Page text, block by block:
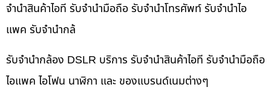
จำนำสินค้าไอที รับจำนำมือถือ รับจำนำโทรศัพท์ รับจำนำไอ
แพค รับจำนำกล้
รับจำนำกล้อง DSLR บริการ รับจำนำสินค้าไอที รับจำนำมือถือ
ไอแพค ไอโฟน นาฬิกา และ ของแบรนด์เนมต่างๆ